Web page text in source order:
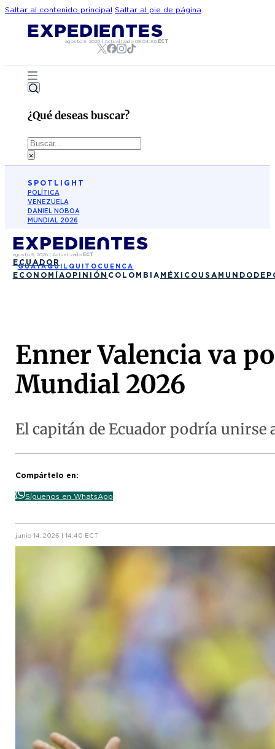
Saltar al contenido principal Saltar al pie de página
agosto 9, 2026| Actualizado 08:04:36 ECT
¿Qué deseas buscar?
Buscar
×
SPOTLIGHT
POLÍTICA
VENEZUELA
DANIEL NOBOA
MUNDIAL 2026
agosto 9, 2026| Actualizado ECT
ECUADOR
GUAYAQUIL QUITO CUENCA
ECONOMÍAOPINIÓN COLOMBIA MÉXICO USA MUNDO
Enner Valencia va
Mundial 2026
El capitán de Ecuador podría unirse
Compártelo en:
Síguenos en WhatsApp
junio 14, 2026 | 14:40 ECT